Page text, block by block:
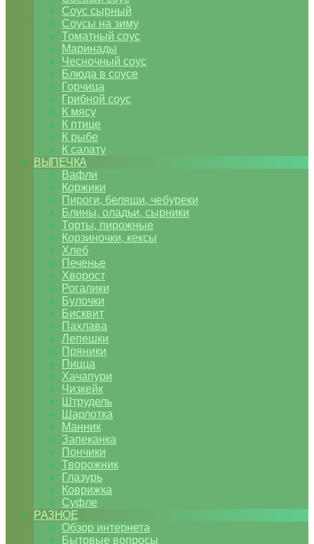
Соус сырный
Соусы на зиму
Томатный соус
Маринады
Чесночный соус
Блюда в соусе
Горчица
Грибной соус
К мясу
К птице
К рыбе
К салату
ВЫПЕЧКА
Вафли
Коржики
Пироги, беляши, чебуреки
Блины, оладьи, сырники
Торты, пирожные
Корзиночки, кексы
Хлеб
Печенье
Хворост
Рогалики
Булочки
Бисквит
Пахлава
Лепешки
Пряники
Пицца
Хачапури
Чизкейк
Штрудель
Шарлотка
Манник
Запеканка
Пончики
Творожник
Глазурь
Коврижка
Суфле
РАЗНОЕ
Обзор интернета
Бытовые вопросы